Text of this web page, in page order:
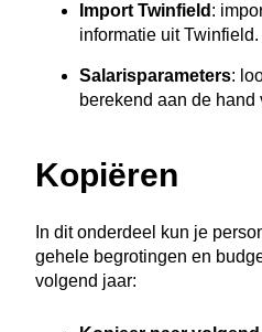
Import Twinfield :
informatie uit Twinfield.
Salarisparameters:
berekend aan de
Kopiëren
In dit onderdeel kun je
gehele begrotingen en
volgend jaar: